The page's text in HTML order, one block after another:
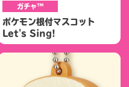
ガチャ™
ポケモン根付マスコット
Let's Sing!